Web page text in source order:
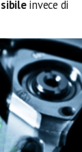
invece di